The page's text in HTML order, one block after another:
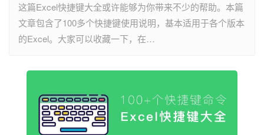
这篇Excel快捷键大全或许能够为你带来不少的帮助。本篇
文章包含了100多个快捷键使用说明，基本适用于各个版本
的Excel。大家可以收藏一下，在…